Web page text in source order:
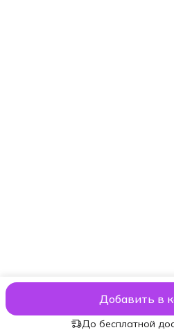
Добавить в
До бесплатной
ⓒ aromatise.ruОплатаДоставка